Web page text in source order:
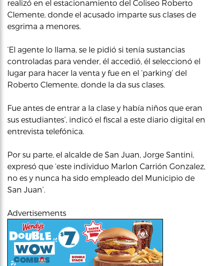
realizó en el estacionamiento del Coliseo Roberto
Clemente, donde el acusado imparte sus clases de
esgrima a menores.
‘El agente lo llama, se le pidió si tenía sustancias
controladas para vender, él accedió, él seleccionó el
lugar para hacer la venta y fue en el ‘parking’ del
Roberto Clemente, donde la da sus clases.
Fue antes de entrar a la clase y había niños que eran
sus estudiantes’, indicó el fiscal a este diario digital en
entrevista telefónica.
Por su parte, el alcalde de San Juan, Jorge Santini,
expresó que ‘este individuo Marlon Carrión Gonzalez,
no es y nunca ha sido empleado del Municipio de
San Juan’.
Advertisements